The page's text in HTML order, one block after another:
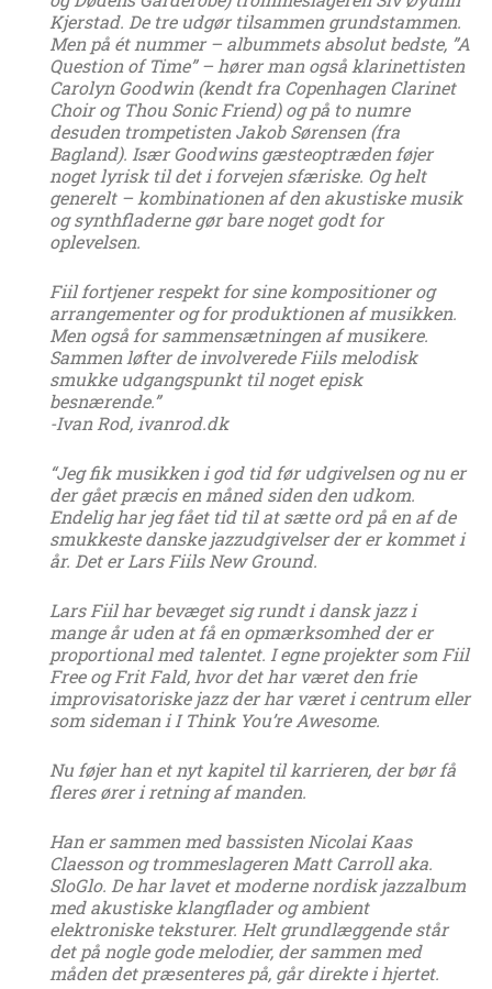
Kjerstad. De tre udgør tilsammen grundstammen.
Men på ét nummer – albummets absolut bedste, ”A
Question of Time” – hører man også klarinettisten
Carolyn Goodwin (kendt fra Copenhagen Clarinet
Choir og Thou Sonic Friend) og på to numre
desuden trompetisten Jakob Sørensen (fra
Bagland). Især Goodwins gæsteoptræden føjer
noget lyrisk til det i forvejen sfæriske. Og helt
generelt – kombinationen af den akustiske musik
og synthfladerne gør bare noget godt for
oplevelsen.
Fiil fortjener respekt for sine kompositioner og
arrangementer og for produktionen af musikken.
Men også for sammensætningen af musikere.
Sammen løfter de involverede Fiils melodisk
smukke udgangspunkt til noget episk
besnærende.”
-Ivan Rod, ivanrod.dk
“Jeg fik musikken i god tid før udgivelsen og nu er
der gået præcis en måned siden den udkom.
Endelig har jeg fået tid til at sætte ord på en af de
smukkeste danske jazzudgivelser der er kommet i
år. Det er Lars Fiils New Ground.
Lars Fiil har bevæget sig rundt i dansk jazz i
mange år uden at få en opmærksomhed der er
proportional med talentet. I egne projekter som Fiil
Free og Frit Fald, hvor det har været den frie
improvisatoriske jazz der har været i centrum eller
som sideman i I Think You’re Awesome.
Nu føjer han et nyt kapitel til karrieren, der bør få
fleres ører i retning af manden.
Han er sammen med bassisten Nicolai Kaas
Claesson og trommeslageren Matt Carroll aka.
SloGlo. De har lavet et moderne nordisk jazzalbum
med akustiske klangflader og ambient
elektroniske teksturer. Helt grundlæggende står
det på nogle gode melodier, der sammen med
måden det præsenteres på, går direkte i hjertet.